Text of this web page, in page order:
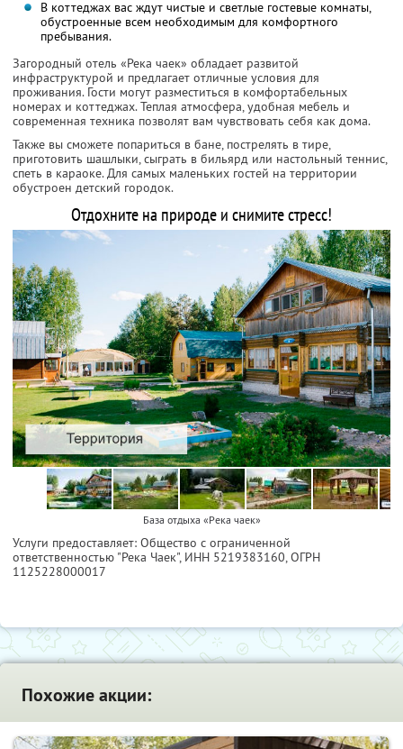
В коттеджах вас ждут чистые и светлые гостевые комнаты,
обустроенные всем необходимым для комфортного
пребывания.
Загородный отель «Река чаек» обладает развитой
инфраструктурой и предлагает отличные условия для
проживания. Гости могут разместиться в комфортабельных
номерах и коттеджах. Теплая атмосфера, удобная мебель и
современная техника позволят вам чувствовать себя как дома.
Также вы сможете попариться в бане, пострелять в тире,
приготовить шашлыки, сыграть в бильярд или настольный теннис,
спеть в караоке. Для самых маленьких гостей на территории
обустроен детский городок.
Отдохните на природе и снимите стресс!
База отдыха «Река чаек»
Услуги предоставляет: Общество с ограниченной
ответственностью "Река Чаек", ИНН 5219383160, ОГРН
1125228000017
Похожие акции: